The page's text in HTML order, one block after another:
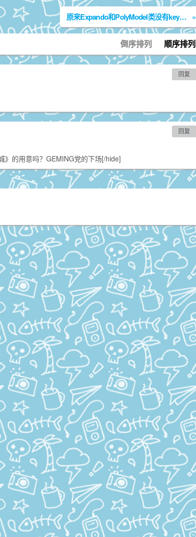
原来Expando和PolyModel类没有key参数 »
顺序排列
倒序排列
回复
》的用意吗？GEMING党的下场[/hide]
回复